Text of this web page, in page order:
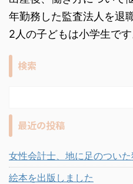
年勤務した監査法人を退
2人の子どもは小学生です
検索
最近の投稿
女性会計士、地に足のつい
絵本を出版しました